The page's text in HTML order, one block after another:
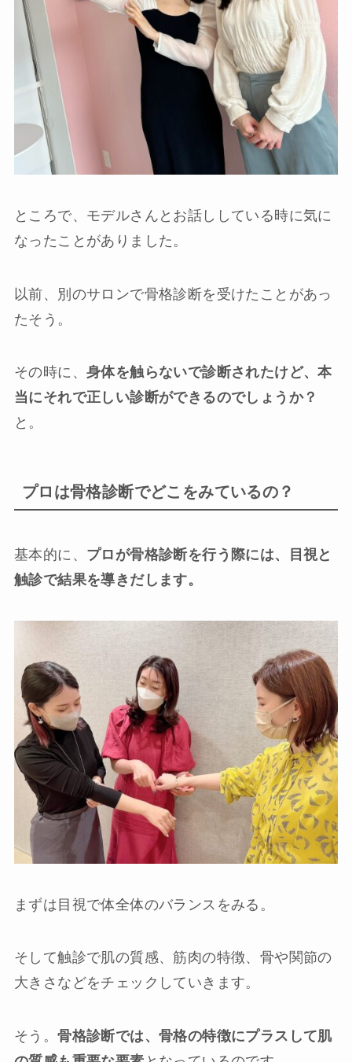
ところで、モデルさんとお話ししている時に気に
なったことがありました。
以前、別のサロンで骨格診断を受けたことがあっ
たそう。
その時に、 身体を触らないで診断されたけど、本
当にそれで正しい診断ができるのでしょうか？
と。
プロは骨格診断でどこをみているの？
基本的に、 プロが骨格診断を行う際には、目視と
触診で結果を導きだします。
まずは目視で体全体のバランスをみる。
そして触診で肌の質感、筋肉の特徴、骨や関節の
大きさなどをチェックしていきます。
そう。骨格診断では、骨格の特徴にプラスして肌